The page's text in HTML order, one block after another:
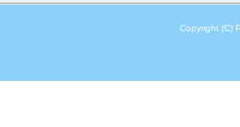
Copyright (C)